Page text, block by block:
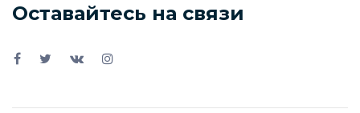
Оставайтесь на связи